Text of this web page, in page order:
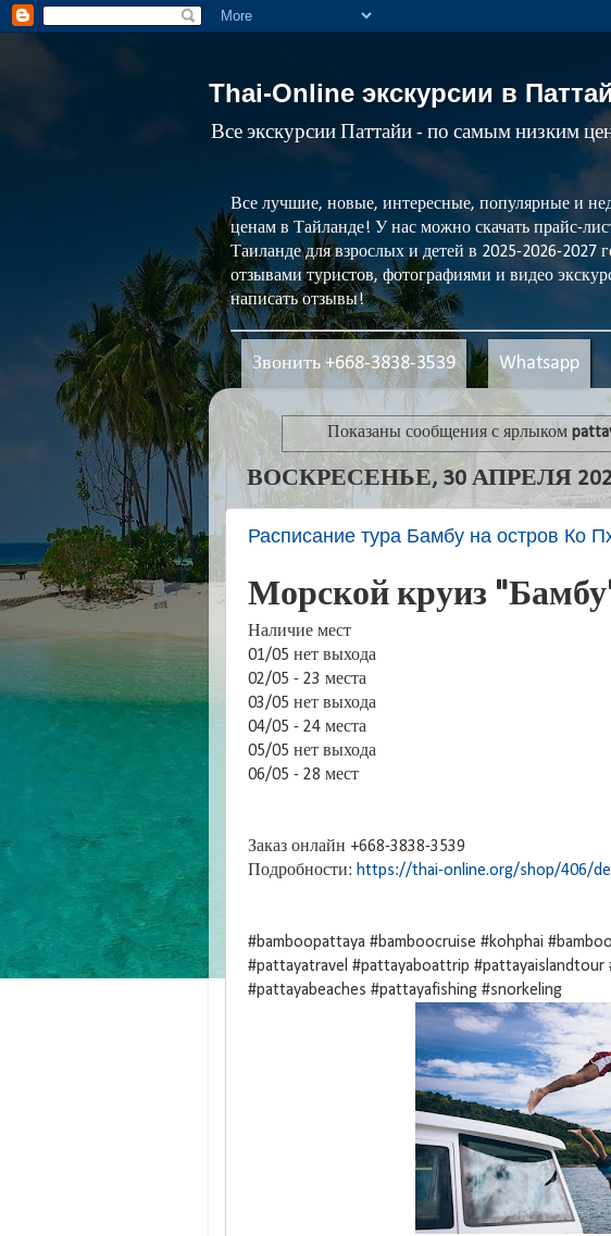
Thai-Online экскурсии в
Все экскурсии Паттайи - по самым низким
Все лучшие, новые, интересные, популярные и
ценам в Тайланде! У нас можно скачать прайс-
Таиланде для взрослых и детей в 2025-2026-
отзывами туристов, фотографиями и видео
написать отзывы!
Звонить +668-3838-3539 Whatsapp
Показаны сообщения с ярлыком
ВОСКРЕСЕНЬЕ, 30 АПРЕЛЯ
Расписание тура Бамбу на остров Ко
Морской круиз
Наличие мест️
01/05 нет выхода
02/05 - 23 места
03/05 нет выхода
04/05 - 24 места
05/05 нет выхода
06/05 - 28 мест
Заказ онлайн +668-3838-3539
Подробности: https://thai-online.org/shop/406/
#bamboopattaya #bamboocruise #kohphai
#pattayatravel #pattayaboattrip #pattayaislandtour
#pattayabeaches #pattayafishing #snorkeling